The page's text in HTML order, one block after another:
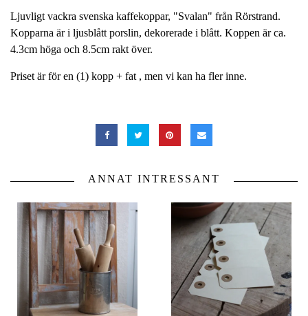
Ljuvligt vackra svenska kaffekoppar, "Svalan" från Rörstrand.
Kopparna är i ljusblått porslin, dekorerade i blått. Koppen är ca.
4.3cm höga och 8.5cm rakt över.
Priset är för en (1) kopp + fat , men vi kan ha fler inne.
ANNAT INTRESSANT